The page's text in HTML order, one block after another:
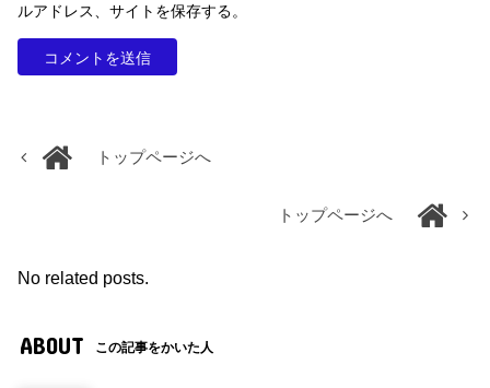
ルアドレス、サイトを保存する。
トップページへ
トップページへ
No related posts.
ABOUT この記事をかいた人